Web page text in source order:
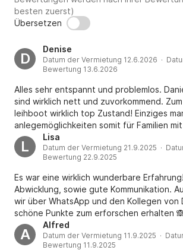
besten zuerst)
Übersetzen
D
Denise
Datum der Vermietung 12.6.2026 ·
Bewertung 13.6.2026
Alles sehr entspannt und problemlos.
sind wirklich nett und zuvorkommend.
leihboot wirklich top Zustand! Einziges
anlegemöglichkeiten somit für Familien
bis kein Landgang möglich. Da man jedes
Land schwimmen müsste um die
von 10m einhalten zu können. Ich kann
diese Vorgaben gibt aber gerade bei
Bootsführern könnte man hier
anbieten oder die Rudertrimmung
anlanden kann. Ist aber wie gesagt
Anmerkung, da ich es verstehen kann.
L
Lisa
Datum der Vermietung 21.9.2025 ·
Bewertung 22.9.2025
Es war eine wirklich wunderbare
Abwicklung, sowie gute Kommunikation.
wir über WhatsApp und den Kollegen von
schöne Punkte zum erforschen erhalten
jederzeit wieder machen!
A
Alfred
Datum der Vermietung 11.9.2025 ·
Bewertung 11.9.2025